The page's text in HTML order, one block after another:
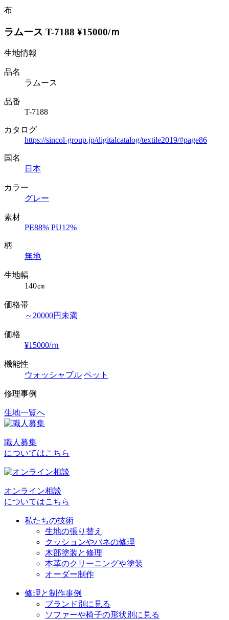
布
ラムース T-7188 ¥15000/ｍ
生地情報
品名
ラムース
品番
T-7188
カタログ
https://sincol-group.jp/digitalcatalog/textile2019/#page86
国名
日本
カラー
グレー
素材
PE88% PU12%
柄
無地
生地幅
140㎝
価格帯
～20000円未満
価格
¥15000/ｍ
機能性
ウォッシャブル ペット
修理事例
投
ナ
ビ
ー
生地一覧へ
職人募集
についてはこちら
オンライン相談
についてはこちら
私たちの技術
生地の張り替え
クッションやバネの修理
木部塗装と修理
本革のクリーニングや塗装
オーダー制作
修理と制作事例
ブランド別に見る
ソファーや椅子の形状別に見る